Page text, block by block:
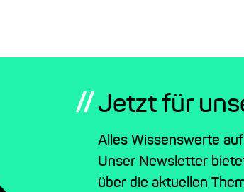
//Jetzt für
Alles Wissenswerte
Unser Newsletter
über die aktuellen